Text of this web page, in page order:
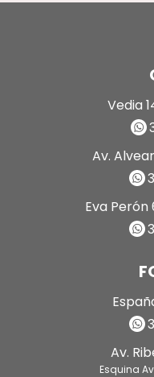
Vedia
Av.
Eva
Av.
Esquina